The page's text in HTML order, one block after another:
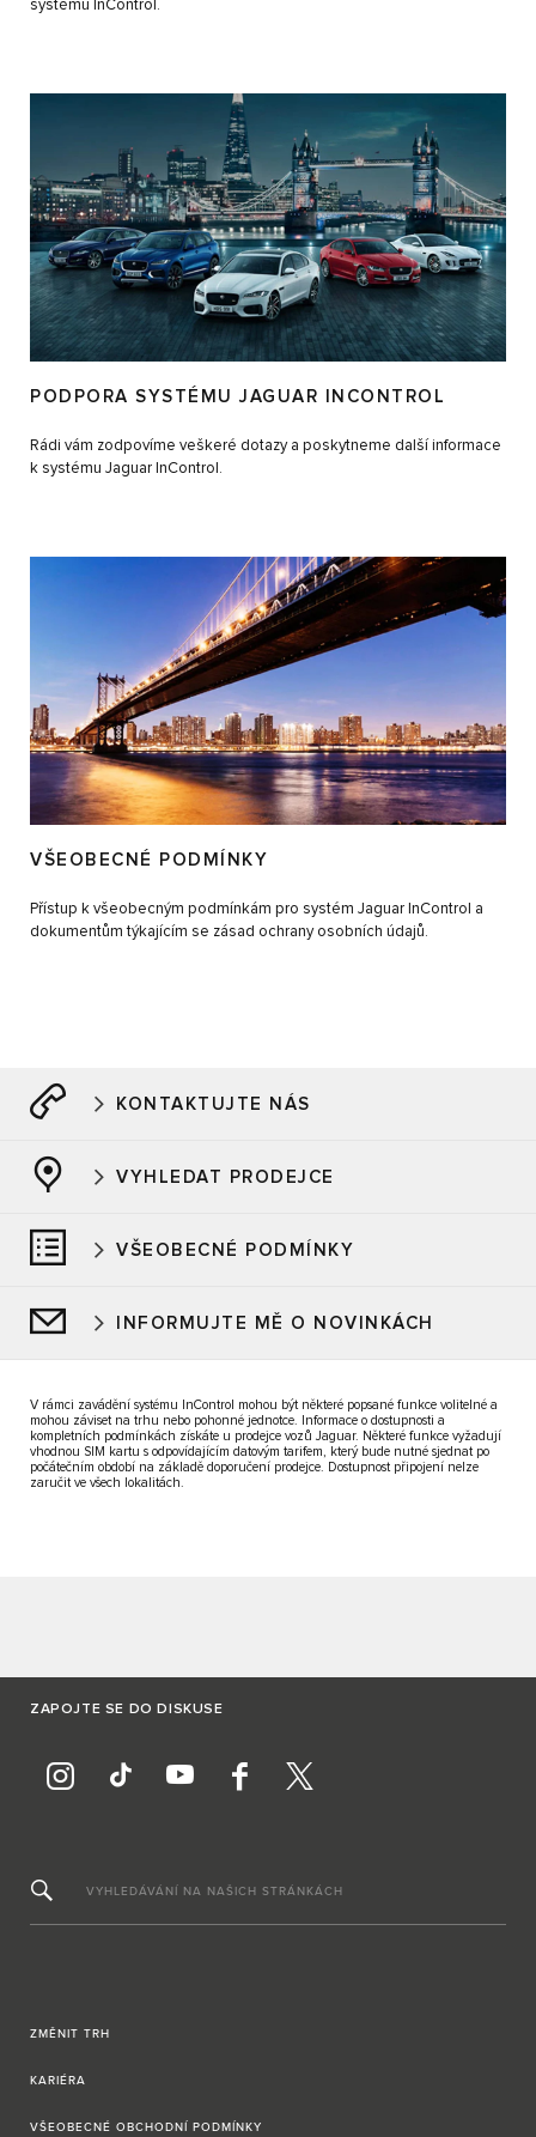
systému InControl.
PODPORA SYSTÉMU JAGUAR INCONTROL
Rádi vám zodpovíme veškeré dotazy a poskytneme další informace
k systému Jaguar InControl.
VŠEOBECNÉ PODMÍNKY
Přístup k všeobecným podmínkám pro systém Jaguar InControl a
dokumentům týkajícím se zásad ochrany osobních údajů.
KONTAKTUJTE NÁS
VYHLEDAT PRODEJCE
VŠEOBECNÉ PODMÍNKY
INFORMUJTE MĚ O NOVINKÁCH
V rámci zavádění systému InControl mohou být některé popsané funkce volitelné a
mohou záviset na trhu nebo pohonné jednotce. Informace o dostupnosti a
kompletních podmínkách získáte u prodejce vozů Jaguar. Některé funkce vyžadují
vhodnou SIM kartu s odpovídajícím datovým tarifem, který bude nutné sjednat po
počátečním období na základě doporučení prodejce. Dostupnost připojení nelze
zaručit ve všech lokalitách.
ZAPOJTE SE DO DISKUSE
VYHLEDÁVÁNÍ NA NAŠICH STRÁNKÁCH
ZMĚNIT TRH
KARIÉRA
VŠEOBECNÉ OBCHODNÍ PODMÍNKY